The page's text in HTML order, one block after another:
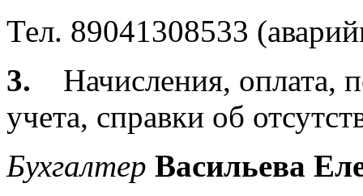
Тел. 89041308533
3. Начисления, оплата,
учета, справки об
Бухгалтер Васильева